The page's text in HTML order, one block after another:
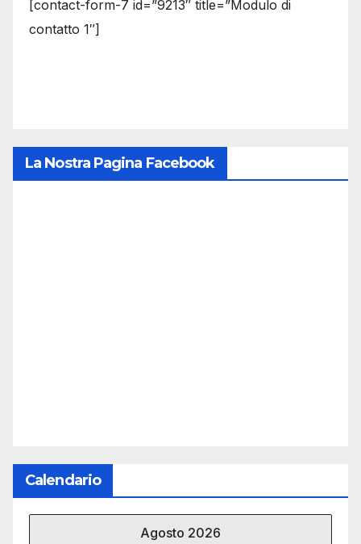
[contact-form-7 id=”9213″ title=”Modulo di
contatto 1″]
La Nostra Pagina Facebook
Calendario
Agosto 2026